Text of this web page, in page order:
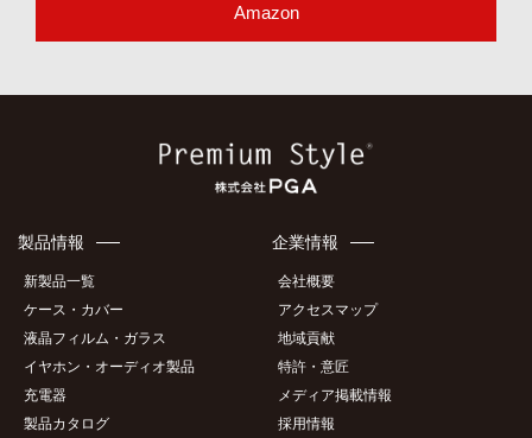
Amazon
製品情報
新製品一覧
ケース・カバー
液晶フィルム・ガラス
イヤホン・オーディオ製品
充電器
製品カタログ
企業情報
会社概要
アクセスマップ
地域貢献
特許・意匠
メディア掲載情報
採用情報